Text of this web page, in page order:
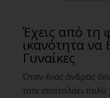
Έχεις από τη
ικανότητα να
Γυναίκες
Όταν ένας άνδρας
τότε σπαταλάει